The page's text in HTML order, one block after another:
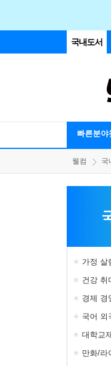
국내도서
빠른분야
웰컴 국
가정 살
건강 취
경제 경
국어 외
대학교
만화/라